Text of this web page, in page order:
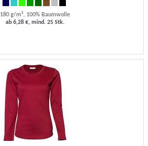
180 g/m², 100% Baumwolle
ab 6,28 €, mind. 25 Stk.